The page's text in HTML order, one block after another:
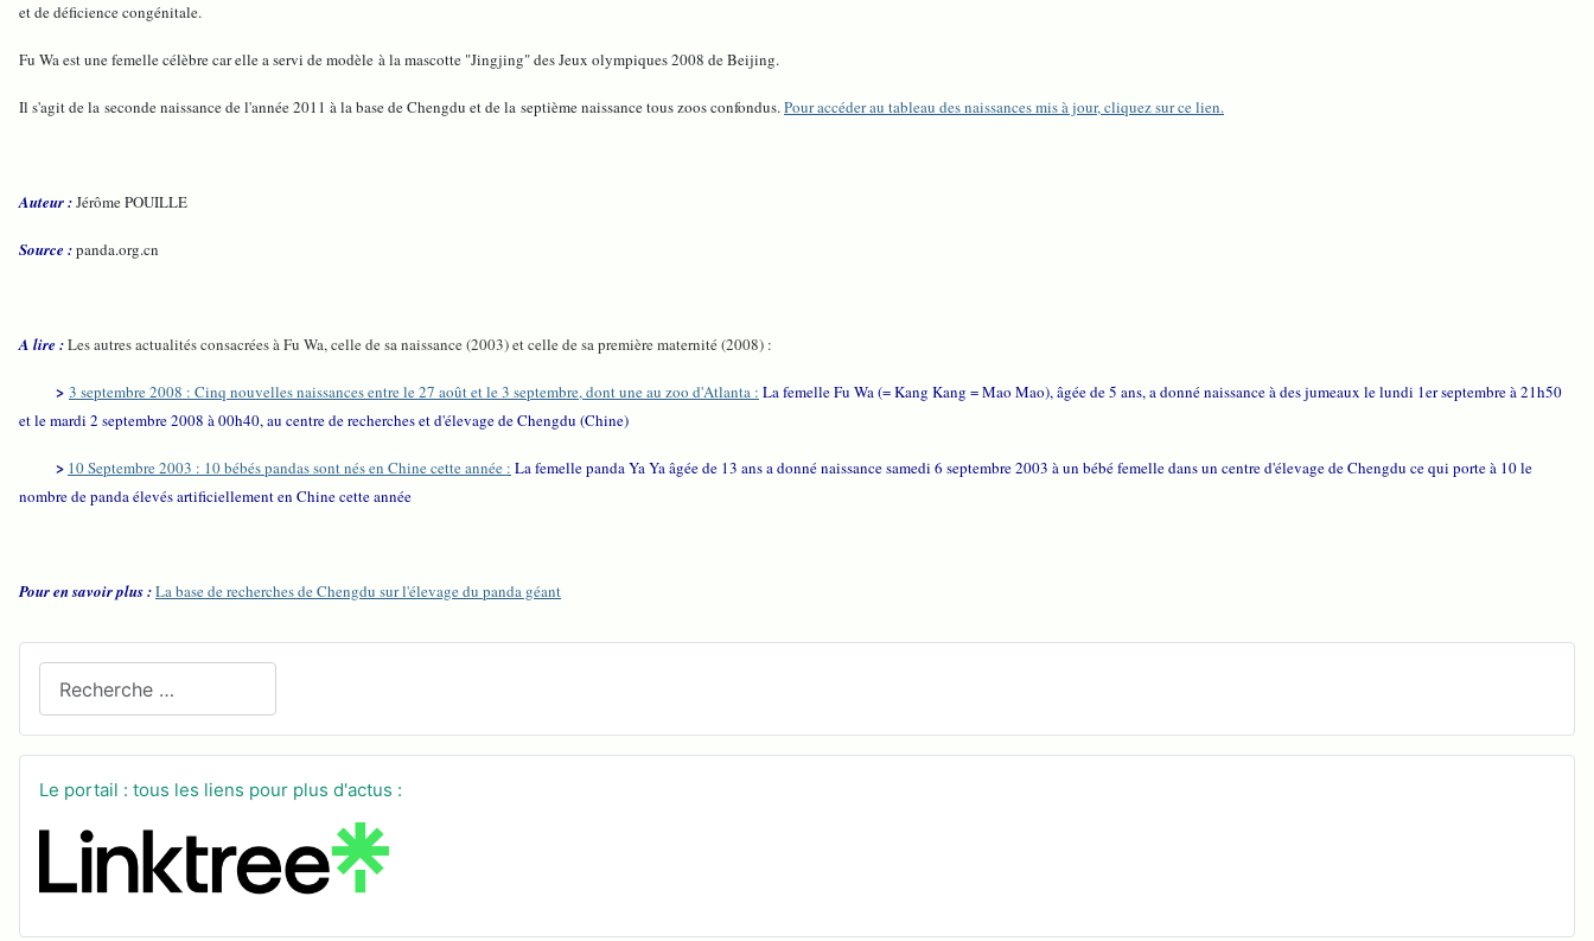
Le portail : tous les liens pour plus d'actus :
et de déficience congénitale.
Fu Wa est une femelle célèbre car elle a servi de modèle à la mascotte "Jingjing" des Jeux olympiques 2008 de Beijing.
Il s'agit de la seconde naissance de l'année 2011 à la base de Chengdu et de la septième naissance tous zoos confondus.Pour accéder au tableau des naissances mis à jour, cliquez sur ce lien.
Auteur :Jérôme POUILLE
Source :panda.org.cn
A lire :Les autres actualités consacrées à Fu Wa, celle de sa naissance (2003) et celle de sa première maternité (2008) :
> 3 septembre 2008 : Cinq nouvelles naissances entre le 27 août et le 3 septembre, dont une au zoo d'Atlanta : La femelle Fu Wa (= Kang Kang = Mao Mao), âgée de 5 ans, a donné naissance à des jumeaux le lundi 1er septembre à 21h50
et le mardi 2 septembre 2008 à 00h40, au centre de recherches et d'élevage de Chengdu (Chine)
> 10 Septembre 2003 : 10 bébés pandas sont nés en Chine cette année : La femelle panda Ya Ya âgée de 13 ans a donné naissance samedi 6 septembre 2003 à un bébé femelle dans un centre d'élevage de Chengdu ce qui porte à 10 le
nombre de panda élevés artificiellement en Chine cette année
Pour en savoir plus :La base de recherches de Chengdu sur l'élevage du panda géant